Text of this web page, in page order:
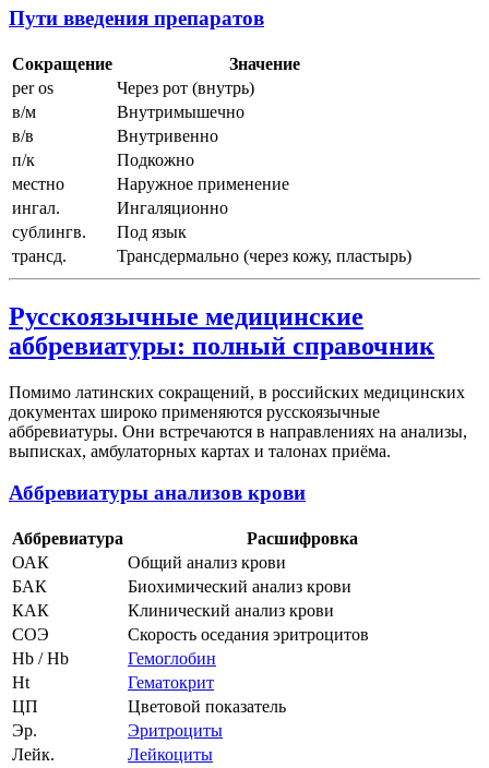
Пути введения препаратов
Сокращение
Значение
per os
Через рот (внутрь)
в/м
Внутримышечно
в/в
Внутривенно
п/к
Подкожно
местно
Наружное применение
ингал.
Ингаляционно
сублингв.
Под язык
трансд.
Трансдермально (через кожу, пластырь)
Русскоязычные медицинские
аббревиатуры: полный справочник
Помимо латинских сокращений, в российских медицинских
документах широко применяются русскоязычные
аббревиатуры. Они встречаются в направлениях на анализы,
выписках, амбулаторных картах и талонах приёма.
Аббревиатуры анализов крови
Аббревиатура
Расшифровка
ОАК
Общий анализ крови
БАК
Биохимический анализ крови
КАК
Клинический анализ крови
СОЭ
Скорость оседания эритроцитов
Hb / Нb
Гемоглобин
Ht
Гематокрит
ЦП
Цветовой показатель
Эр.
Эритроциты
Лейк.
Лейкоциты